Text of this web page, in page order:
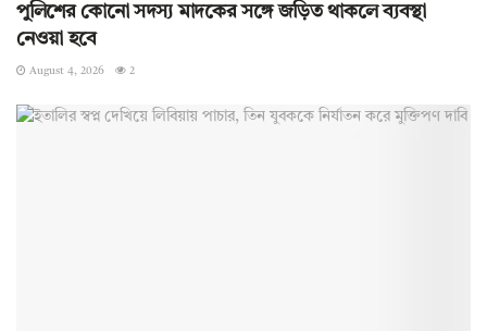
পুলিশের কোনো সদস্য মাদকের সঙ্গে জড়িত থাকলে ব্যবস্থা
নেওয়া হবে
August 4, 2026 2